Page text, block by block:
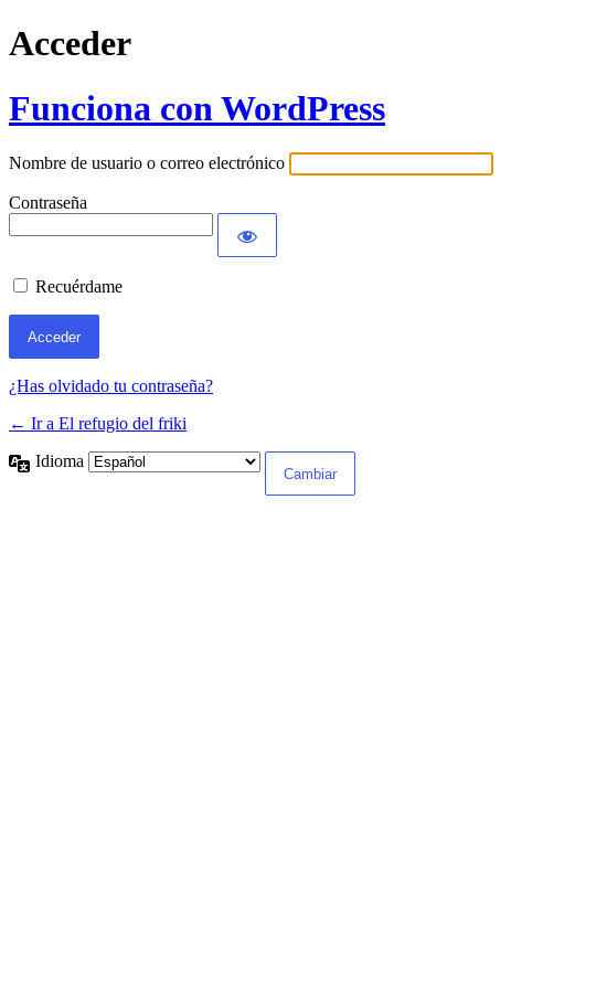
Acceder
Funciona con WordPress
Nombre de usuario o correo electrónico
Contraseña
Recuérdame
¿Has olvidado tu contraseña?
← Ir a El refugio del friki
Idioma